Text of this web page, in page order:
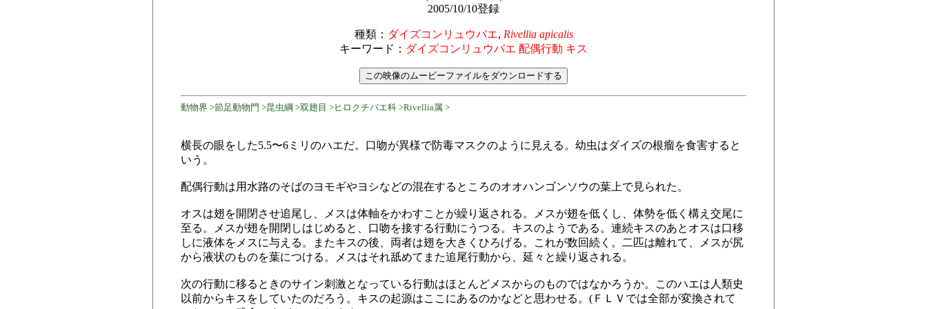
2005/10/10登録
種類： ダイズコンリュウバエ, Rivellia apicalis
キーワード： ダイズコンリュウバエ 配偶行動 キス
動物界 >節足動物門 >昆虫綱 >双翅目 >ヒロクチバエ科 >Rivellia属 >
横長の眼をした5.5〜6ミリのハエだ。口吻が異様で防毒マスクのように見える。幼虫はダイズの根瘤を食害すると
いう。
配偶行動は用水路のそばのヨモギやヨシなどの混在するところのオオハンゴンソウの葉上で見られた。
オスは翅を開閉させ追尾し、メスは体軸をかわすことが繰り返される。メスが翅を低くし、体勢を低く構え交尾に
至る。メスが翅を開閉しはじめると、口吻を接する行動にうつる。キスのようである。連続キスのあとオスは口移
しに液体をメスに与える。またキスの後、両者は翅を大きくひろげる。これが数回続く。二匹は離れて、メスが尻
から液状のものを葉につける。メスはそれ舐めてまた追尾行動から、延々と繰り返される。
次の行動に移るときのサイン刺激となっている行動はほとんどメスからのものではなかろうか。このハエは人類史
以前からキスをしていたのだろう。キスの起源はここにあるのかなどと思わせる。(ＦＬＶでは全部が変換されて